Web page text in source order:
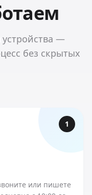
—
без скрытых
1
или пишете